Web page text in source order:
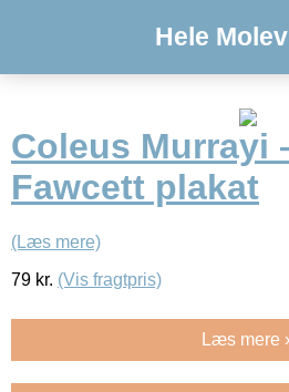
Hele
Coleus Murrayi
Fawcett plakat
(Læs mere)
79 kr. (Vis fragtpris)
Læs mere